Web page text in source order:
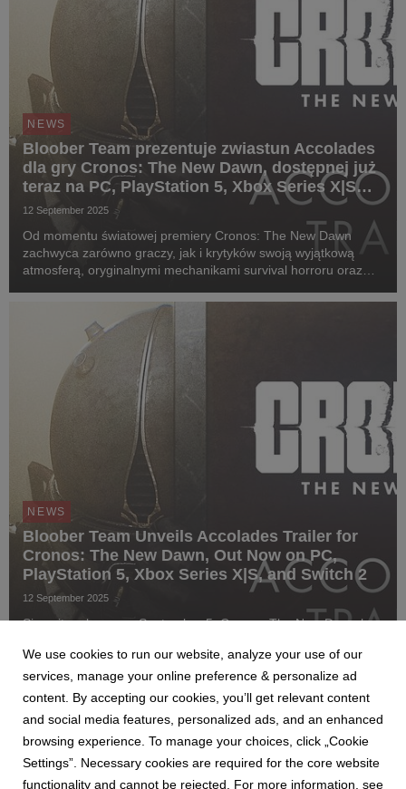
NEWS
Bloober Team prezentuje zwiastun Accolades
dla gry Cronos: The New Dawn, dostępnej już
teraz na PC, PlayStation 5, Xbox Series X|S
oraz Switch 2.
12 September 2025
Od momentu światowej premiery Cronos: The New Dawn
zachwyca zarówno graczy, jak i krytyków swoją wyjątkową
atmosferą, oryginalnymi mechanikami survival horroru oraz
(Steam, GOG, Epic Games Store), PlayStation 5, Xbox...
NEWS
Bloober Team Unveils Accolades Trailer for
Cronos: The New Dawn, Out Now on PC,
PlayStation 5, Xbox Series X|S, and Switch 2
12 September 2025
Since its release on September 5, Cronos: The New Dawn has
intense survival horror mechanics, and haunting narrative.
Now, following a successful global launch across PC (Steam,
GOG, Epic Games Store), Play...
2 3 4 5 6 7 8
We use cookies to run our website, analyze your use of our
services, manage your online preference & personalize ad
content. By accepting our cookies, you’ll get relevant content
and social media features, personalized ads, and an enhanced
browsing experience. To manage your choices, click „Cookie
Settings”. Necessary cookies are required for the core website
functionality and cannot be rejected. For more information, see